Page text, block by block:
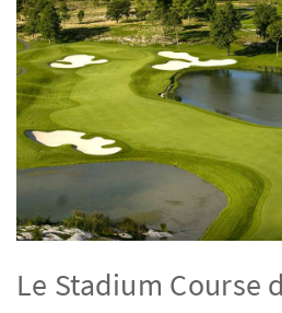
Le Stadium Course